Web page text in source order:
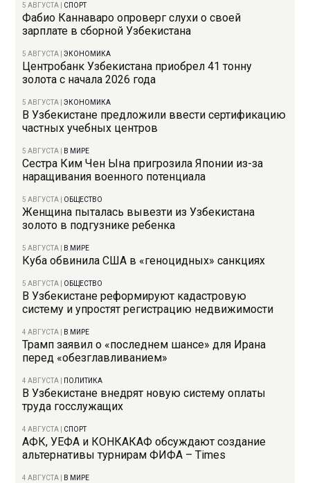
5 АВГУСТА СПОРТ
Фабио Каннаваро опроверг слухи о своей
зарплате в сборной Узбекистана
5 АВГУСТА |ЭКОНОМИКА
Центробанк Узбекистана приобрел 41 тонну
золота с начала 2026 года
5 АВГУСТА |ЭКОНОМИКА
В Узбекистане предложили ввести сертификацию
частных учебных центров
5 АВГУСТА В МИРЕ
Сестра Ким Чен Ына пригрозила Японии из-за
наращивания военного потенциала
5 АВГУСТА ОБЩЕСТВО
Женщина пыталась вывезти из Узбекистана
золото в подгузнике ребенка
5 АВГУСТА В МИРЕ
Куба обвинила США в «геноцидных» санкциях
5 АВГУСТА ОБЩЕСТВО
В Узбекистане реформируют кадастровую
систему и упростят регистрацию недвижимости
4 АВГУСТА В МИРЕ
Трамп заявил о «последнем шансе» для Ирана
перед «обезглавливанием»
4 АВГУСТА ПОЛИТИКА
В Узбекистане внедрят новую систему оплаты
труда госслужащих
4 АВГУСТА СПОРТ
АФК, УЕФА и КОНКАКАФ обсуждают создание
альтернативы турнирам ФИФА – Times
4 АВГУСТА В МИРЕ